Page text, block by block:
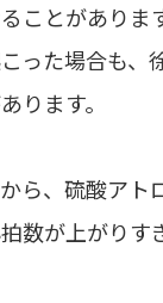
ことがあり
った場合も
ります。
ら、硫酸ア
数が上がり